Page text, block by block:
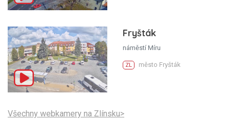
Fryšták
náměstí Míru
ZL město Fryšták
Všechny webkamery na Zlínsku>